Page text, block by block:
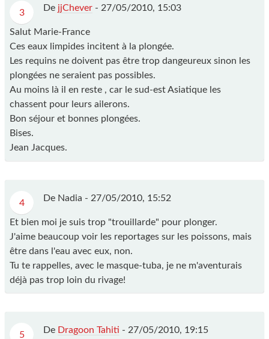
3 De jjChever - 27/05/2010, 15:03
Salut Marie-France
Ces eaux limpides incitent à la plongée.
Les requins ne doivent pas être trop dangeureux sinon les
plongées ne seraient pas possibles.
Au moins là il en reste , car le sud-est Asiatique les
chassent pour leurs ailerons.
Bon séjour et bonnes plongées.
Bises.
Jean Jacques.
4 De Nadia - 27/05/2010, 15:52
Et bien moi je suis trop "trouillarde" pour plonger.
J'aime beaucoup voir les reportages sur les poissons, mais
être dans l'eau avec eux, non.
Tu te rappelles, avec le masque-tuba, je ne m'aventurais
déjà pas trop loin du rivage!
5 De Dragoon Tahiti - 27/05/2010, 19:15